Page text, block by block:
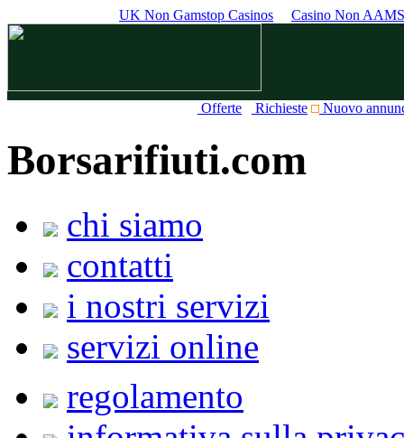
UK Non Gamstop Casinos Casino Non AAMS
Offerte Richieste Nuovo
Borsarifiuti.com
chi siamo
contatti
i nostri servizi
servizi online
regolamento